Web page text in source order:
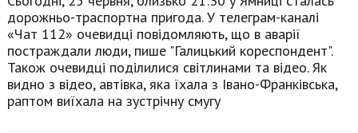
дорожньо-траспортна пригода. У телеграм-каналі
«Чат 112» очевидці повідомляють, що в аварії
постраждали люди, пише "Галицький кореспондент".
Також очевидці поділилися світлинами та відео. Як
видно з відео, автівка, яка їхала з Івано-Франківська,
раптом виїхала на зустрічну смугу